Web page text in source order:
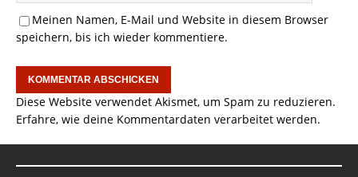
Meinen Namen, E-Mail und Website in diesem Browser
speichern, bis ich wieder kommentiere.
Diese Website verwendet Akismet, um Spam zu reduzieren.
Erfahre, wie deine Kommentardaten verarbeitet werden.